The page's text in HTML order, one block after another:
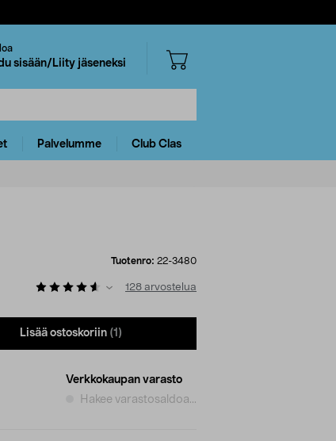
sisään/Liity jäseneksi
Palvelumme Club Clas
Tuotenro: 22-3480
128 arvostelua
Lisää ostoskoriin (1)
Verkkokaupan varasto
Hakee varastosaldoa...